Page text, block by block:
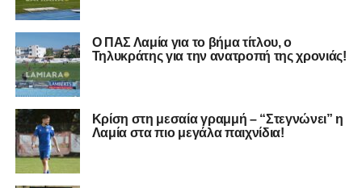
O ΠΑΣ Λαμία για το βήμα τίτλου, ο
Τηλυκράτης για την ανατροπή της χρονιάς!
Κρίση στη μεσαία γραμμή – “Στεγνώνει” η
Λαμία στα πιο μεγάλα παιχνίδια!